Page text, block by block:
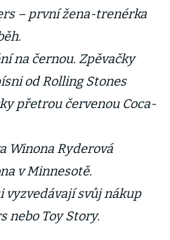
– první žena-trenérka
na černou. Zpěvačky
od Rolling Stones
přetrou červenou Coca-
Winona Ryderová
v Minnesotě.
vyzvedávají svůj nákup
nebo Toy Story.